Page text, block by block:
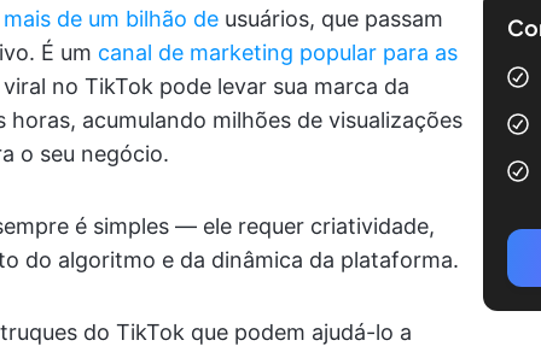
mais de um bilhão de usuários, que passam
É um canal de marketing popular para as
no TikTok pode levar sua marca da
acumulando milhões de visualizações
o seu negócio.
é simples — ele requer criatividade,
do algoritmo e da dinâmica da plataforma.
do TikTok que podem ajudá-lo a